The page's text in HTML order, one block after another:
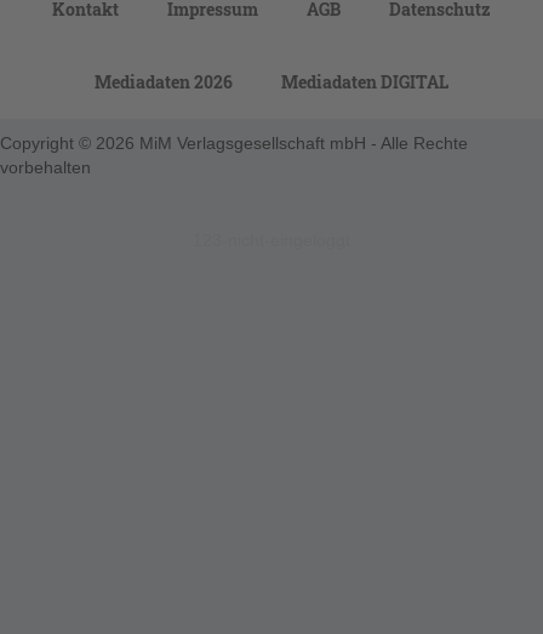
Kontakt Impressum AGB Datenschutz
Mediadaten 2026 Mediadaten DIGITAL
Copyright © 2026 MiM Verlagsgesellschaft mbH - Alle Rechte
vorbehalten